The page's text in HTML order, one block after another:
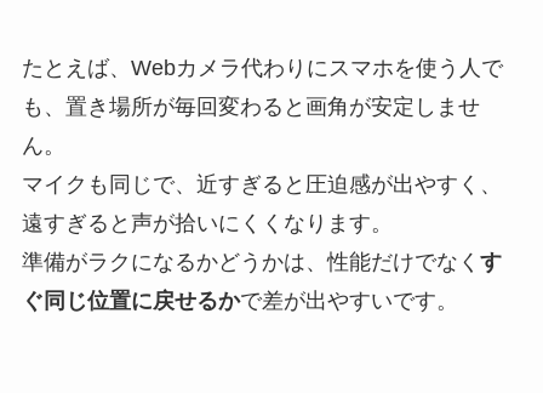
たとえば、Webカメラ代わりにスマホを使う人で
も、置き場所が毎回変わると画角が安定しませ
ん。
マイクも同じで、近すぎると圧迫感が出やすく、
遠すぎると声が拾いにくくなります。
準備がラクになるかどうかは、性能だけでなく す
ぐ同じ位置に戻せるかで差が出やすいです。